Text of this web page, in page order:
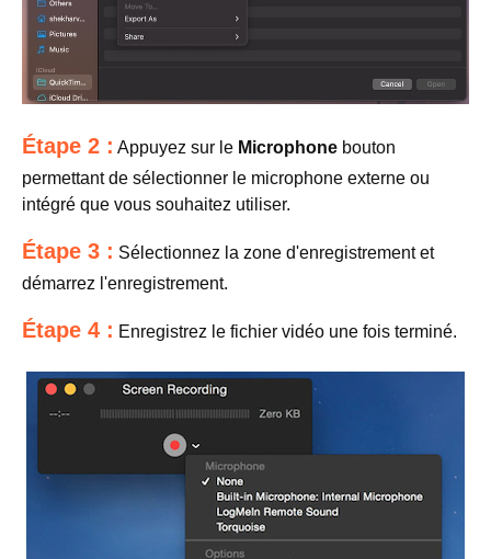
Étape 2 : Appuyez sur le Microphone bouton
permettant de sélectionner le microphone externe ou
intégré que vous souhaitez utiliser.
Étape 3 : Sélectionnez la zone d'enregistrement et
démarrez l'enregistrement.
Étape 4 : Enregistrez le fichier vidéo une fois terminé.